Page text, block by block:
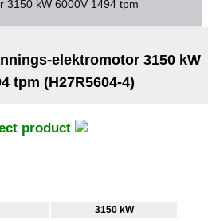
3150 kW 6000V 1494 tpm
elektromotor 3150 kW
tpm (H27R5604-4)
product
3150 kW